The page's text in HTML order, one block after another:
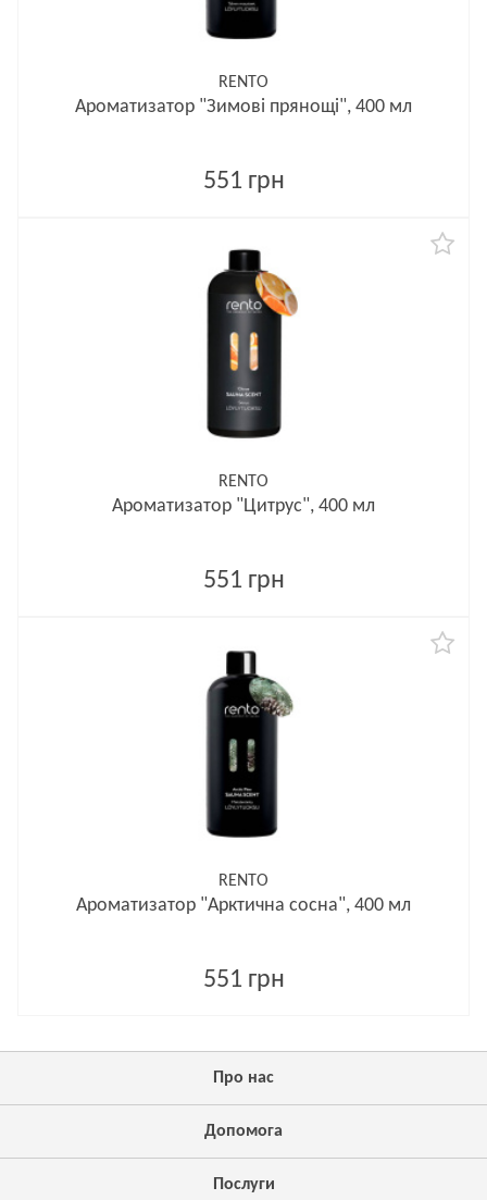
RENTO
Ароматизатор "Зимові прянощі", 400 мл
551 грн
RENTO
Ароматизатор "Цитрус", 400 мл
551 грн
RENTO
Ароматизатор "Арктична сосна", 400 мл
551 грн
Про нас
Допомога
Послуги